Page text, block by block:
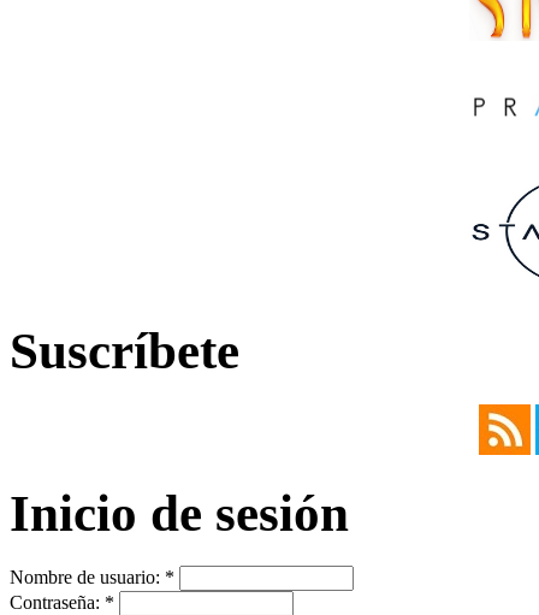
Suscríbete
Inicio de sesión
Nombre de usuario: *
Contraseña: *